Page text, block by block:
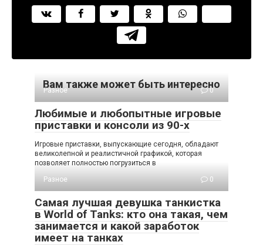
Вам также может быть интересно
Разное 0
Любимые и любопытные игровые
приставки и консоли из 90-х
Игровые приставки, выпускающие сегодня, обладают
великолепной и реалистичной графикой, которая
позволяет полностью погрузиться в
Разное
0
Самая лучшая девушка танкистка
в World of Tanks: кто она такая, чем
занимается и какой заработок
имеет на танках